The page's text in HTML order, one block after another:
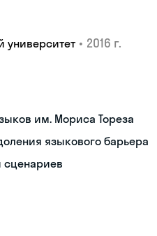
университет • 2016 г.
им. Мориса Тореза
языкового барьера
сценариев